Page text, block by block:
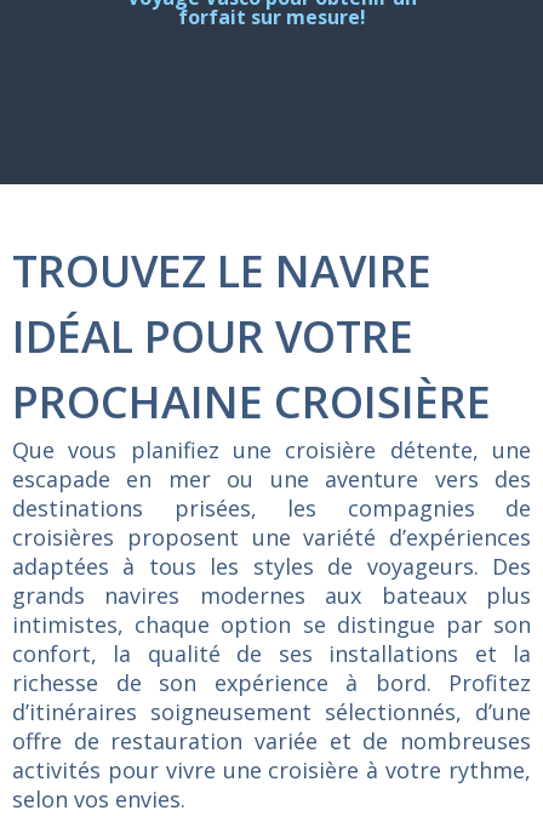
forfait sur mesure!
TROUVEZ LE NAVIRE
IDÉAL POUR VOTRE
PROCHAINE CROISIÈRE
Que vous planifiez une croisière détente, une
escapade en mer ou une aventure vers des
destinations prisées, les compagnies de
croisières proposent une variété d’expériences
adaptées à tous les styles de voyageurs. Des
grands navires modernes aux bateaux plus
intimistes, chaque option se distingue par son
confort, la qualité de ses installations et la
richesse de son expérience à bord. Profitez
d’itinéraires soigneusement sélectionnés, d’une
offre de restauration variée et de nombreuses
activités pour vivre une croisière à votre rythme,
selon vos envies.